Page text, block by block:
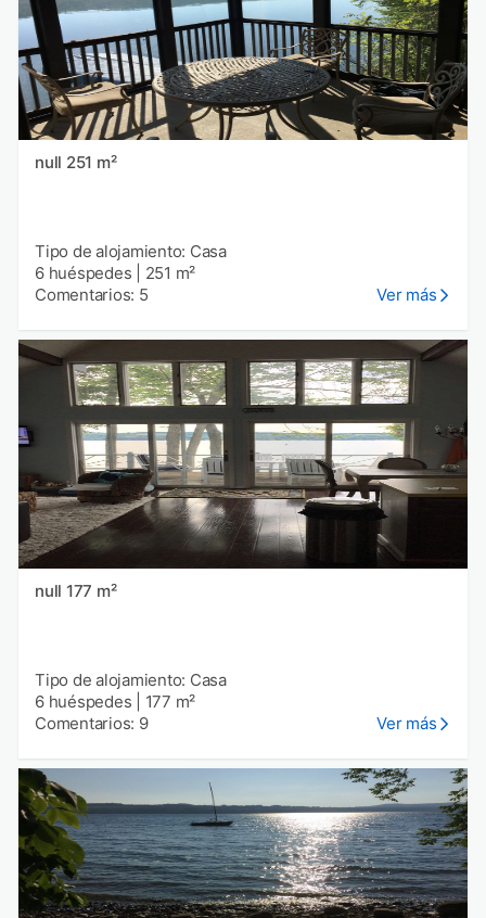
null 251 m²
Tipo de alojamiento: Casa
6 huéspedes
251 m²
Comentarios: 5
Ver más
null 177 m²
Tipo de alojamiento: Casa
6 huéspedes
177 m²
Comentarios: 9
Ver más